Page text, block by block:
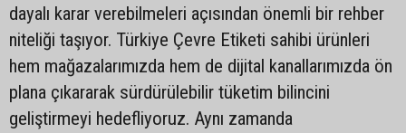
dayalı karar verebilmeleri açısından önemli bir rehber
niteliği taşıyor. Türkiye Çevre Etiketi sahibi ürünleri
hem mağazalarımızda hem de dijital kanallarımızda ön
plana çıkararak sürdürülebilir tüketim bilincini
geliştirmeyi hedefliyoruz. Aynı zamanda